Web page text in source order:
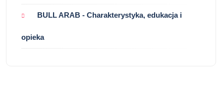
BULL ARAB - Charakterystyka, edukacja i
opieka